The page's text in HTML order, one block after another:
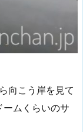
向こう岸を見て
ムくらいのサ